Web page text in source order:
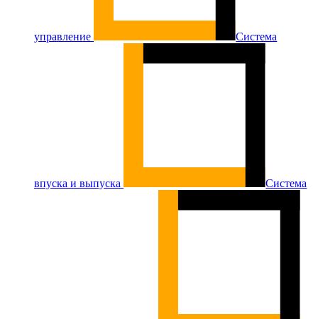
управление Система
впуска и выпуска Система